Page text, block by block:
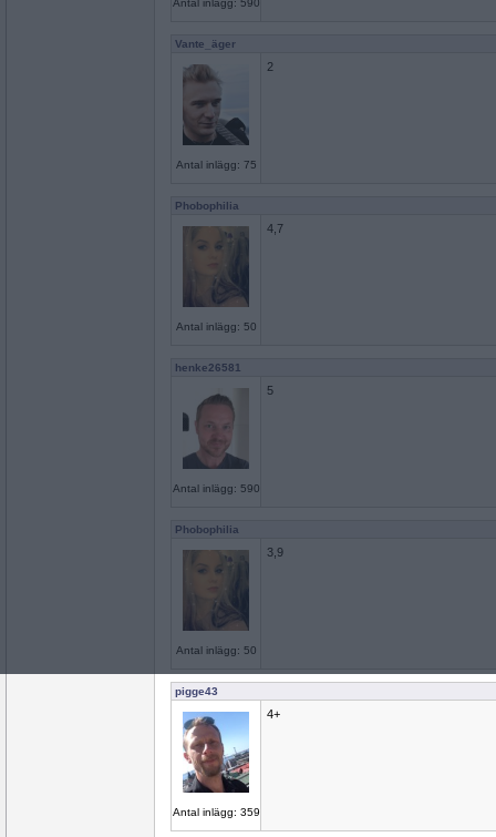
Antal inlägg: 590
Vante_äger
Antal inlägg: 75
2
Phobophilia
Antal inlägg: 50
4,7
henke26581
Antal inlägg: 590
5
Phobophilia
Antal inlägg: 50
3,9
pigge43
Antal inlägg: 359
4+